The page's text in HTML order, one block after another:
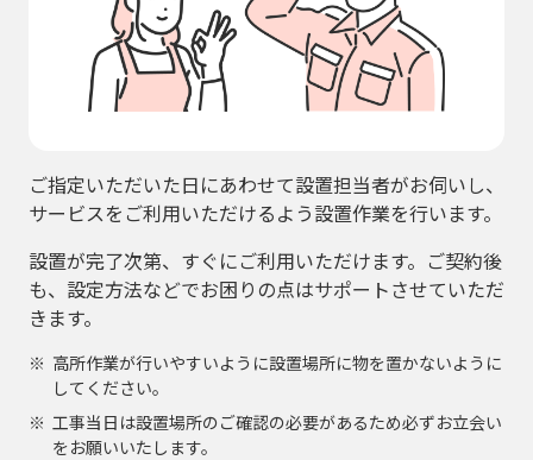
ご指定いただいた日にあわせて設置担当者がお伺いし、
サービスをご利用いただけるよう設置作業を行います。
設置が完了次第、すぐにご利用いただけます。ご契約後
も、設定方法などでお困りの点はサポートさせていただ
きます。
高所作業が行いやすいように設置場所に物を置かないように
してください。
工事当日は設置場所のご確認の必要があるため必ずお立会い
をお願いいたします。